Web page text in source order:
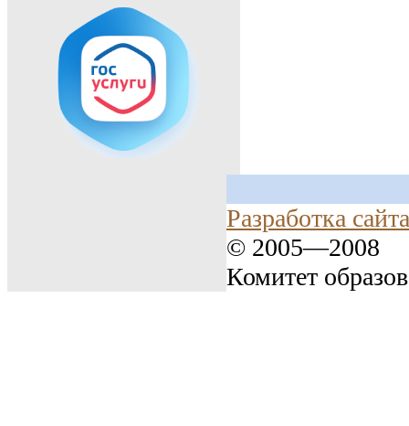
Разработка сайта
© 2005—2008
Комитет